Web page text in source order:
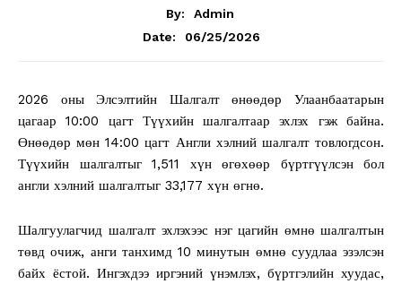
By:
Admin
Date:
06/25/2026
2026 оны Элсэлтийн Шалгалт өнөөдөр Улаанбаатарын
цагаар 10:00 цагт Түүхийн шалгалтаар эхлэх гэж байна.
Өнөөдөр мөн 14:00 цагт Англи хэлний шалгалт товлогдсон.
Түүхийн шалгалтыг 1,511 хүн өгөхөөр бүртгүүлсэн бол
англи хэлний шалгалтыг 33,177 хүн өгнө.
Шалгуулагчид шалгалт эхлэхээс нэг цагийн өмнө шалгалтын
төвд очиж, анги танхимд 10 минутын өмнө суудлаа эзэлсэн
байх ёстой. Ингэхдээ иргэний үнэмлэх, бүртгэлийн хуудас,